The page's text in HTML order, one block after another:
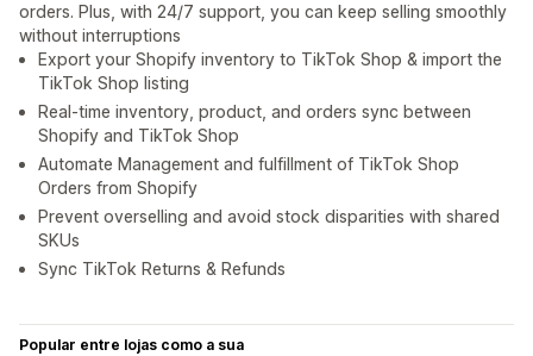
orders. Plus, with 24/7 support, you can keep selling smoothly
without interruptions
Export your Shopify inventory to TikTok Shop & import the
TikTok Shop listing
Real-time inventory, product, and orders sync between
Shopify and TikTok Shop
Automate Management and fulfillment of TikTok Shop
Orders from Shopify
Prevent overselling and avoid stock disparities with shared
SKUs
Sync TikTok Returns & Refunds
Popular entre lojas como a sua